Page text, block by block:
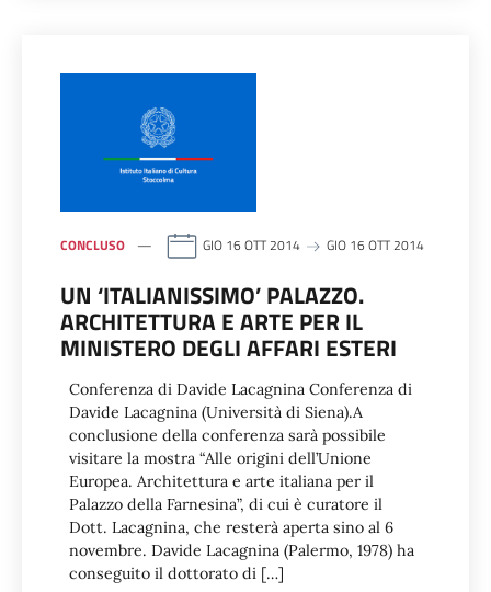
CONCLUSO GIO 16 OTT 2014 GIO 16 OTT 2014
UN ‘ITALIANISSIMO’ PALAZZO.
ARCHITETTURA E ARTE PER IL
MINISTERO DEGLI AFFARI ESTERI
Conferenza di Davide Lacagnina Conferenza di
Davide Lacagnina (Università di Siena).A
conclusione della conferenza sarà possibile
visitare la mostra “Alle origini dell’Unione
Europea. Architettura e arte italiana per il
Palazzo della Farnesina”, di cui è curatore il
Dott. Lacagnina, che resterà aperta sino al 6
novembre. Davide Lacagnina (Palermo, 1978) ha
conseguito il dottorato di […]